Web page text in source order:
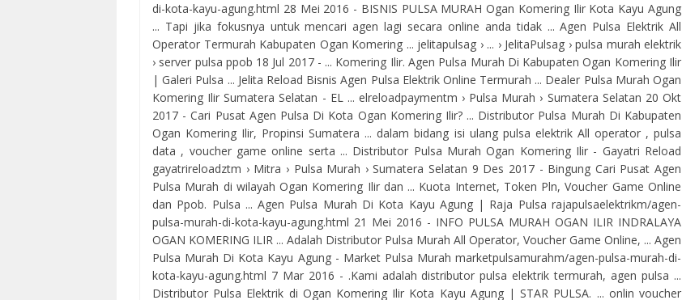
di-kota-kayu-agung.html 28 Mei 2016 - BISNIS PULSA MURAH Ogan Komering Ilir Kota Kayu Agung
... Tapi jika fokusnya untuk mencari agen lagi secara online anda tidak ... Agen Pulsa Elektrik All
Operator Termurah Kabupaten Ogan Komering ... jelitapulsag › ... › JelitaPulsag › pulsa murah elektrik
› server pulsa ppob 18 Jul 2017 - ... Komering Ilir. Agen Pulsa Murah Di Kabupaten Ogan Komering Ilir
| Galeri Pulsa ... Jelita Reload Bisnis Agen Pulsa Elektrik Online Termurah ... Dealer Pulsa Murah Ogan
Komering Ilir Sumatera Selatan - EL ... elreloadpaymentm › Pulsa Murah › Sumatera Selatan 20 Okt
2017 - Cari Pusat Agen Pulsa Di Kota Ogan Komering Ilir? ... Distributor Pulsa Murah Di Kabupaten
Ogan Komering Ilir, Propinsi Sumatera ... dalam bidang isi ulang pulsa elektrik All operator , pulsa
data , voucher game online serta ... Distributor Pulsa Murah Ogan Komering Ilir - Gayatri Reload
gayatrireloadztm › Mitra › Pulsa Murah › Sumatera Selatan 9 Des 2017 - Bingung Cari Pusat Agen
Pulsa Murah di wilayah Ogan Komering Ilir dan ... Kuota Internet, Token Pln, Voucher Game Online
dan Ppob. Pulsa ... Agen Pulsa Murah Di Kota Kayu Agung | Raja Pulsa rajapulsaelektrikm/agen-
pulsa-murah-di-kota-kayu-agung.html 21 Mei 2016 - INFO PULSA MURAH OGAN ILIR INDRALAYA
OGAN KOMERING ILIR ... Adalah Distributor Pulsa Murah All Operator, Voucher Game Online, ... Agen
Pulsa Murah Di Kota Kayu Agung - Market Pulsa Murah marketpulsamurahm/agen-pulsa-murah-di-
kota-kayu-agung.html 7 Mar 2016 - .Kami adalah distributor pulsa elektrik termurah, agen pulsa ...
Distributor Pulsa Elektrik di Ogan Komering Ilir Kota Kayu Agung | STAR PULSA. ... onlin voucher